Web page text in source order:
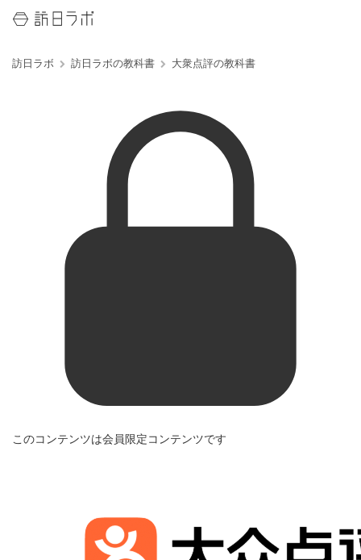
訪日ラボ 訪日ラボの教科書 大衆点評の教科書
このコンテンツは会員限定コンテンツです